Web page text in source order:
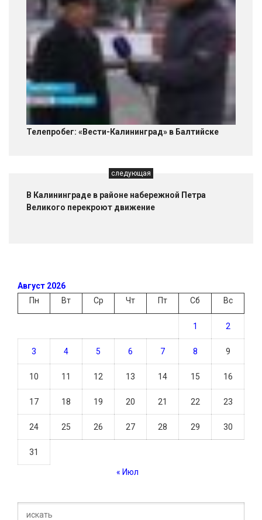
Телепробег: «Вести-Калининград» в Балтийске
следующая
В Калининграде в районе набережной Петра
Великого перекроют движение
Август 2026
Пн
Вт Ср Чт Пт Сб Вс
1 2
3 4 5 6 7 8 9
10 11 12 13 14 15 16
17 18 19 20 21 22 23
24 25 26 27 28 29 30
31
« Июл